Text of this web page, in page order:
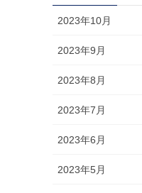
2023年10月
2023年9月
2023年8月
2023年7月
2023年6月
2023年5月